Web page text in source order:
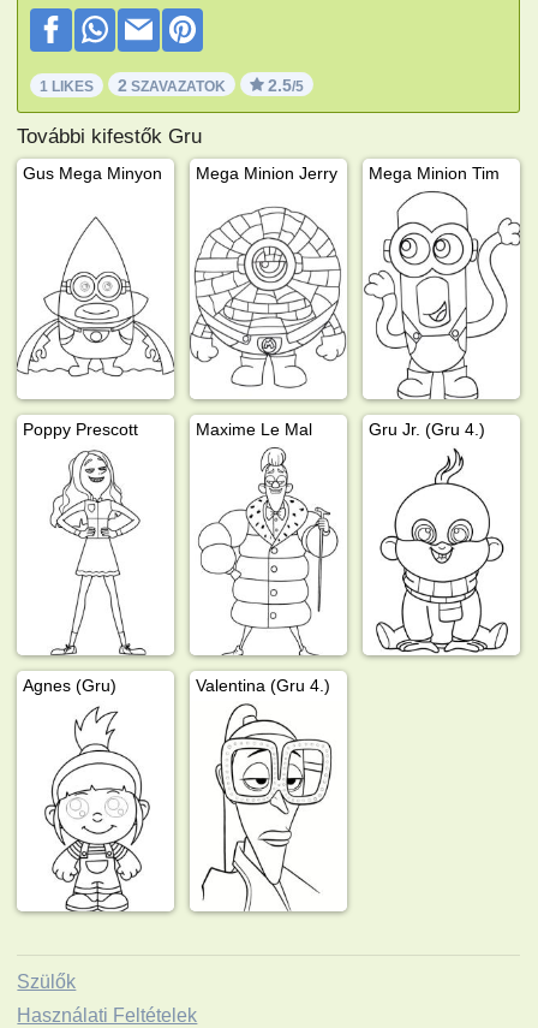
1 LIKES 2 SZAVAZATOK 2.5/5
További kifestők Gru
Gus Mega Minyon Mega Minion Jerry Mega Minion Tim
Poppy Prescott Maxime Le Mal Gru Jr. (Gru 4.)
Agnes (Gru) Valentina (Gru 4.)
Szülők
Használati Feltételek